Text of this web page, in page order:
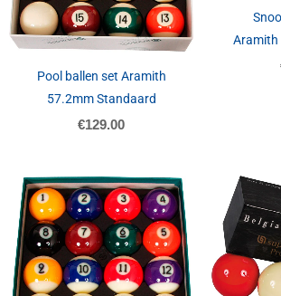
Pool ballen set Aramith
57.2mm Standaard
€129.00
Aramith